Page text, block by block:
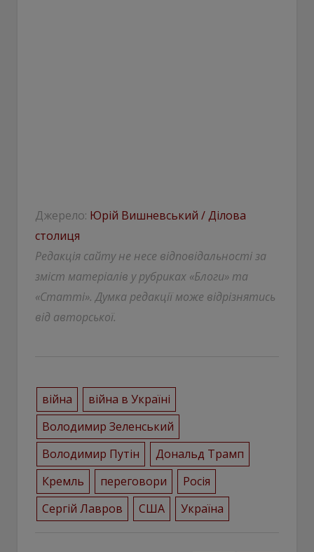
Джерело: Юрій Вишневський / Ділова
столиця
Редакція сайту не несе відповідальності за
зміст матеріалів у рубриках «Блоги» та
«Статті». Думка редакції може відрізнятись
від авторської.
війна
війна в Україні
Володимир Зеленський
Володимир Путін
Дональд Трамп
Кремль
переговори
Росія
Сергій Лавров
США Україна